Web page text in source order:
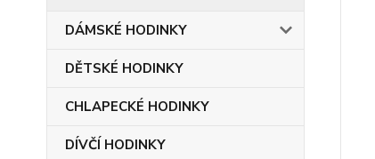
DÁMSKÉ HODINKY
DĚTSKÉ HODINKY
CHLAPECKÉ HODINKY
DÍVČÍ HODINKY